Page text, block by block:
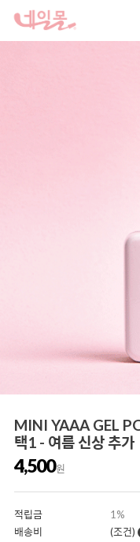
MINI YAAA GEL
택1 - 여름 신상 추가
4,500원
적립금
1%
배송비
(조건)